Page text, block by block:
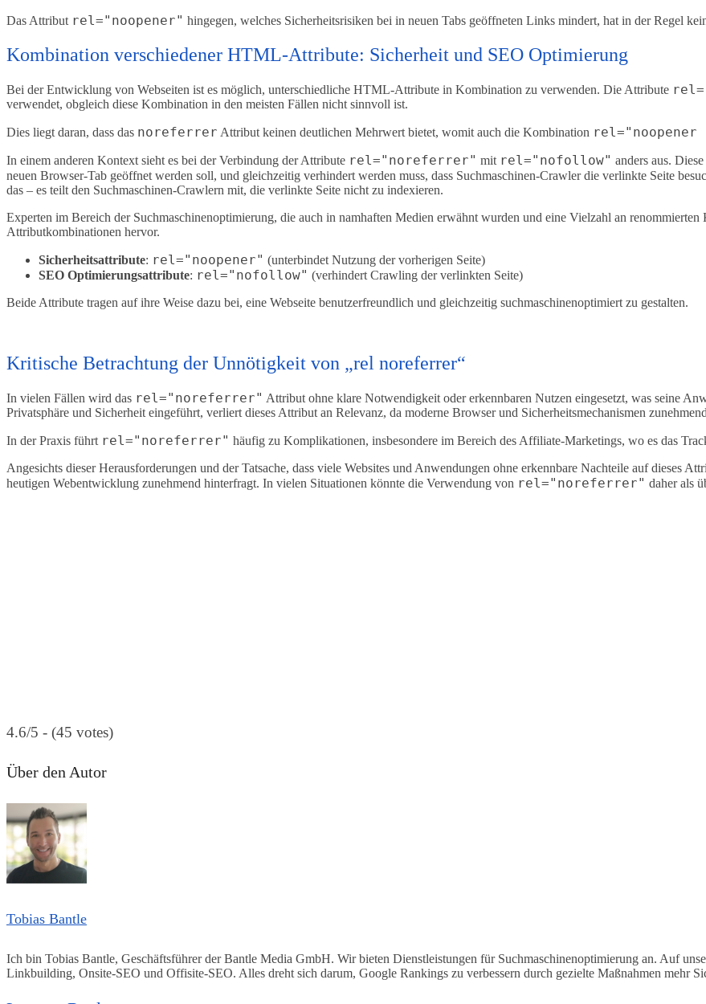
Das Attribut rel="noopener" hingegen, welches Sicherheitsrisiken bei in neuen Tabs geöffneten Links mindert, hat in der Regel
Kombination verschiedener HTML-Attribute: Sicherheit und SEO Optimierung
Bei der Entwicklung von Webseiten ist es möglich, unterschiedliche HTML-Attribute in Kombination zu verwenden. Die Attribute
verwendet, obgleich diese Kombination in den meisten Fällen nicht sinnvoll ist.
Dies liegt daran, dass das noreferrer Attribut keinen deutlichen Mehrwert bietet, womit auch die Kombination
In einem anderen Kontext sieht es bei der Verbindung der Attribute rel="noreferrer" mit rel="nofollow" anders aus.
neuen Browser-Tab geöffnet werden soll, und gleichzeitig verhindert werden muss, dass Suchmaschinen-Crawler die verlinkte Seite
das – es teilt den Suchmaschinen-Crawlern mit, die verlinkte Seite nicht zu indexieren.
Experten im Bereich der Suchmaschinenoptimierung, die auch in namhaften Medien erwähnt wurden und eine Vielzahl an
Attributkombinationen hervor.
Sicherheitsattribute: rel="noopener" (unterbindet Nutzung der vorherigen Seite)
SEO Optimierungsattribute: rel="nofollow" (verhindert Crawling der verlinkten Seite)
Beide Attribute tragen auf ihre Weise dazu bei, eine Webseite benutzerfreundlich und gleichzeitig suchmaschinenoptimiert zu gestalten.
Kritische Betrachtung der Unnötigkeit von „rel noreferrer“
In vielen Fällen wird das rel="noreferrer" Attribut ohne klare Notwendigkeit oder erkennbaren Nutzen eingesetzt, was seine
Privatsphäre und Sicherheit eingeführt, verliert dieses Attribut an Relevanz, da moderne Browser und Sicherheitsmechanismen
In der Praxis führt rel="noreferrer" häufig zu Komplikationen, insbesondere im Bereich des Affiliate-Marketings, wo es das
Angesichts dieser Herausforderungen und der Tatsache, dass viele Websites und Anwendungen ohne erkennbare Nachteile auf dieses
heutigen Webentwicklung zunehmend hinterfragt. In vielen Situationen könnte die Verwendung von rel="noreferrer" daher als
4.6/5 - (45 votes)
Über den Autor
Tobias Bantle
Ich bin Tobias Bantle, Geschäftsführer der Bantle Media GmbH. Wir bieten Dienstleistungen für Suchmaschinenoptimierung an. Auf
Linkbuilding, Onsite-SEO und Offisite-SEO. Alles dreht sich darum, Google Rankings zu verbessern durch gezielte Maßnahmen mehr